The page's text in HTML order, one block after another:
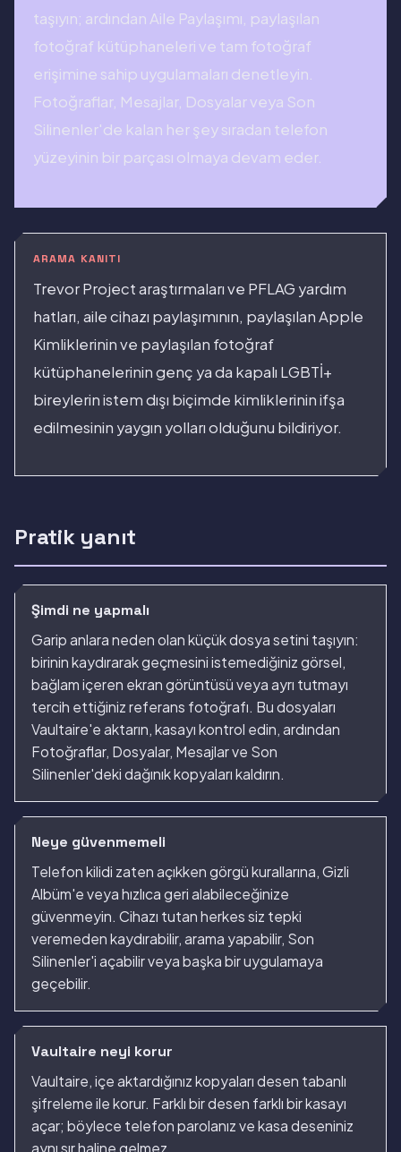
taşıyın; ardından Aile Paylaşımı, paylaşılan
fotoğraf kütüphaneleri ve tam fotoğraf
erişimine sahip uygulamaları denetleyin.
Fotoğraflar, Mesajlar, Dosyalar veya Son
Silinenler'de kalan her şey sıradan telefon
yüzeyinin bir parçası olmaya devam eder.
ARAMA KANITI
Trevor Project araştırmaları ve PFLAG yardım
hatları, aile cihazı paylaşımının, paylaşılan Apple
Kimliklerinin ve paylaşılan fotoğraf
kütüphanelerinin genç ya da kapalı LGBTİ+
bireylerin istem dışı biçimde kimliklerinin ifşa
edilmesinin yaygın yolları olduğunu bildiriyor.
Pratik yanıt
Şimdi ne yapmalı
Garip anlara neden olan küçük dosya setini taşıyın:
birinin kaydırarak geçmesini istemediğiniz görsel,
bağlam içeren ekran görüntüsü veya ayrı tutmayı
tercih ettiğiniz referans fotoğrafı. Bu dosyaları
Vaultaire'e aktarın, kasayı kontrol edin, ardından
Fotoğraflar, Dosyalar, Mesajlar ve Son
Silinenler'deki dağınık kopyaları kaldırın.
Neye güvenmemeli
Telefon kilidi zaten açıkken görgü kurallarına, Gizli
Albüm'e veya hızlıca geri alabileceğinize
güvenmeyin. Cihazı tutan herkes siz tepki
veremeden kaydırabilir, arama yapabilir, Son
Silinenler'i açabilir veya başka bir uygulamaya
geçebilir.
Vaultaire neyi korur
Vaultaire, içe aktardığınız kopyaları desen tabanlı
şifreleme ile korur. Farklı bir desen farklı bir kasayı
açar; böylece telefon parolanız ve kasa deseniniz
aynı sır haline gelmez.